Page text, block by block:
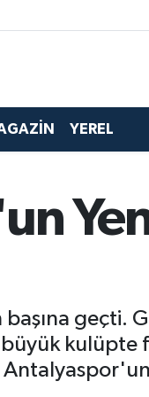
YEREL
geçti.
kulüpte